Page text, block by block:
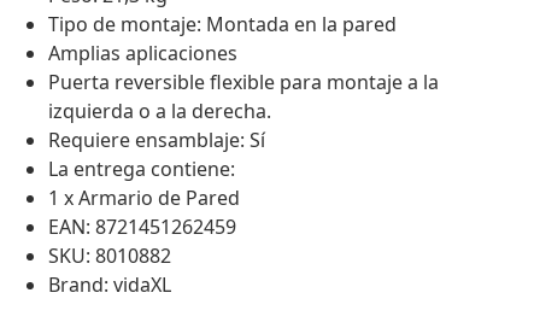
Tipo de montaje: Montada en la pared
Amplias aplicaciones
Puerta reversible flexible para montaje a la
izquierda o a la derecha.
Requiere ensamblaje: Sí
La entrega contiene:
1 x Armario de Pared
EAN: 8721451262459
SKU: 8010882
Brand: vidaXL